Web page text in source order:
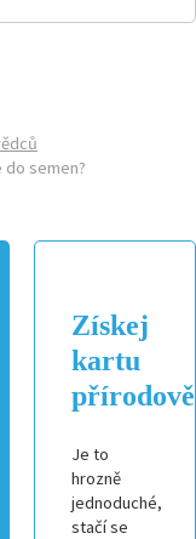
do semen?
Získej
kartu
Je to
hrozně
jednoduché,
stačí se